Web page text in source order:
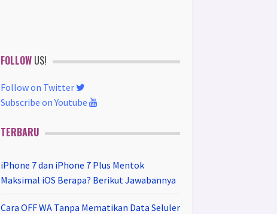
FOLLOW US!
Follow on Twitter
Subscribe on Youtube
TERBARU
iPhone 7 dan iPhone 7 Plus Mentok
Maksimal iOS Berapa? Berikut Jawabannya
Cara OFF WA Tanpa Mematikan Data Seluler